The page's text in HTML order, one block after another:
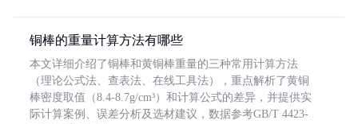
铜棒的重量计算方法有哪些
本文详细介绍了铜棒和黄铜棒重量的三种常用计算方法
（理论公式法、查表法、在线工具法），重点解析了黄铜
棒密度取值（8.4-8.7g/cm³）和计算公式的差异，并提供实
际计算案例、误差分析及选材建议，数据参考GB/T 4423-